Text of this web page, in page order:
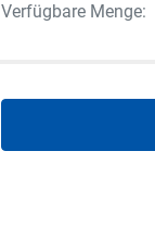
Verfügbare Menge: